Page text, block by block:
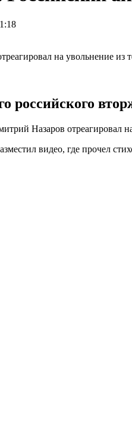
российского
Назаров
видео, где прочел